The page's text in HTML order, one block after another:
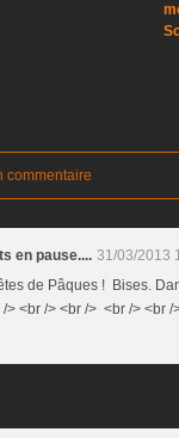
commentaire
en pause.... 31/03/2013
de Pâques ! Bises.
> <br /> <br /> <br /> <br